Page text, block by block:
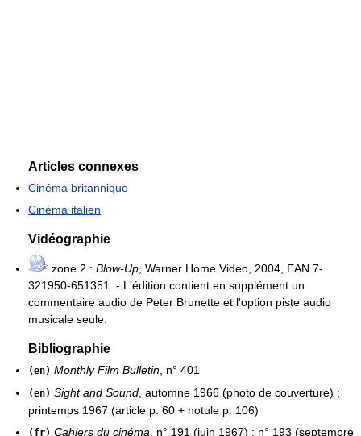
Articles connexes
Cinéma britannique
Cinéma italien
Vidéographie
zone 2 : Blow-Up , Warner Home Video, 2004, EAN 7-
321950-651351. - L'édition contient en supplément un
commentaire audio de Peter Brunette et l'option piste audio
musicale seule.
Bibliographie
(en) Monthly Film Bulletin , n° 401
(en) Sight and Sound , automne 1966 (photo de couverture) ;
printemps 1967 (article p. 60 + notule p. 106)
(fr) Cahiers du cinéma , n° 191 (juin 1967) ; n° 193 (septembre